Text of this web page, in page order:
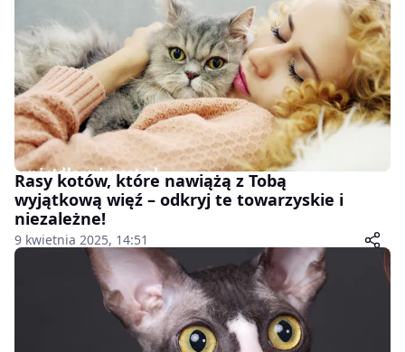
Rasy kotów, które nawiążą z Tobą
wyjątkową więź – odkryj te towarzyskie i
niezależne!
9 kwietnia 2025, 14:51